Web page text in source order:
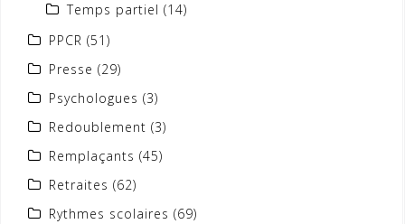
Temps partiel (14)
PPCR (51)
Presse (29)
Psychologues (3)
Redoublement (3)
Remplaçants (45)
Retraites (62)
Rythmes scolaires (69)